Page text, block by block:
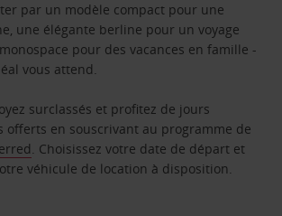
par un modèle compact pour une
une élégante berline pour un voyage
pour des vacances en famille -
vous attend.
surclassés et profitez de jours
offerts en souscrivant au programme de
. Choisissez votre date de départ et
véhicule de location à disposition.